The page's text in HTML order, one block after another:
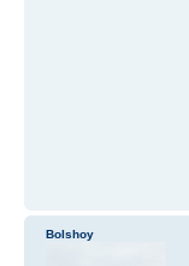
Bolshoy